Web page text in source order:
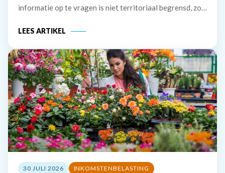
informatie op te vragen is niet territoriaal begrensd, zo
Exchange Agreement (TIEA) met Jersey niet mee dat de
LEES ARTIKEL
30 JULI 2026 INKOMSTENBELASTING